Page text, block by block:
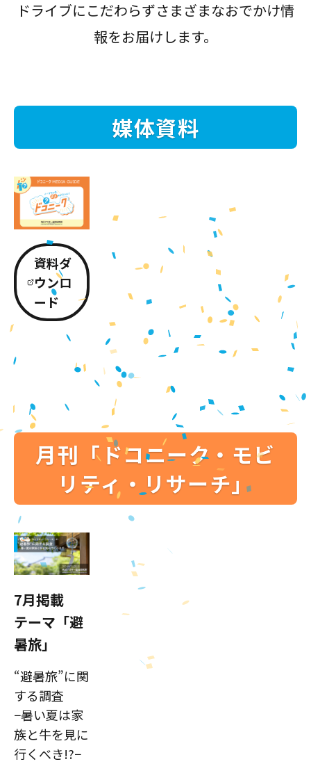
ドライブにこだわらずさまざまなおでかけ情
報をお届けします。
媒体資料
資料ダ
ウンロ
ード
月刊「ドコニーク・モビ
リティ・リサーチ」
7月掲載
テーマ「避
暑旅」
“避暑旅”に関
する調査
−暑い夏は家
族と牛を見に
行くべき!?−